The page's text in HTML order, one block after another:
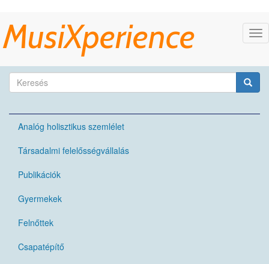
tartalomra
MusiXperience
Keresés
Analóg holisztikus szemlélet
Társadalmi felelősségvállalás
Publikációk
Gyermekek
Felnőttek
Csapatépítő